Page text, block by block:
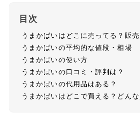
目次
うまかばいはどこに売ってる？販
うまかばいの平均的な値段・相場
うまかばいの使い方
うまかばいの口コミ・評判は？
うまかばいの代用品はある？
うまかばいはどこで買える？どん